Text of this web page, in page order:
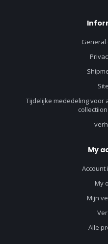
General
Tijdelijke mededeling voor
My
My
Mijn
Alle